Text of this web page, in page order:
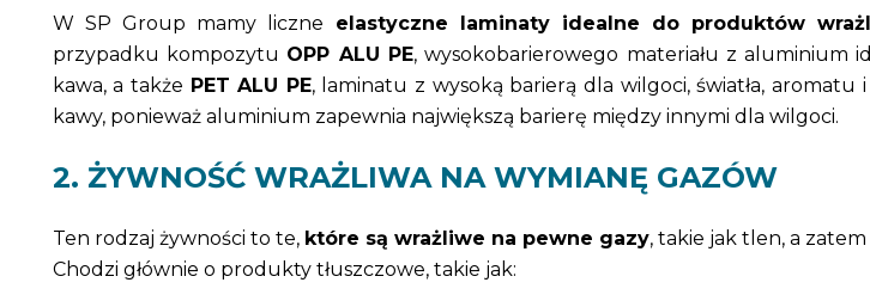
W SP Group mamy liczne elastyczne laminaty idealne do produktów
przypadku kompozytu OPP ALU PE, wysokobarierowego materiału z aluminium
kawa, a także PET ALU PE, laminatu z wysoką barierą dla wilgoci, światła,
kawy, ponieważ aluminium zapewnia największą barierę między innymi dla wilgoci.
2. ŻYWNOŚĆ WRAŻLIWA NA WYMIANĘ GAZÓW
Ten rodzaj żywności to te, które są wrażliwe na pewne gazy, takie jak tlen, a
Chodzi głównie o produkty tłuszczowe, takie jak: